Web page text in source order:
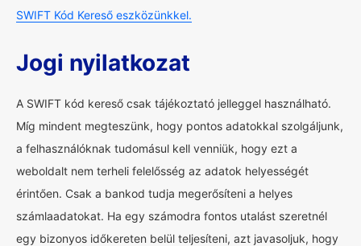
SWIFT Kód Kereső eszközünkkel.
Jogi nyilatkozat
A SWIFT kód kereső csak tájékoztató jelleggel használható.
Míg mindent megteszünk, hogy pontos adatokkal szolgáljunk,
a felhasználóknak tudomásul kell venniük, hogy ezt a
weboldalt nem terheli felelősség az adatok helyességét
érintően. Csak a bankod tudja megerősíteni a helyes
számlaadatokat. Ha egy számodra fontos utalást szeretnél
egy bizonyos időkereten belül teljesíteni, azt javasoljuk, hogy